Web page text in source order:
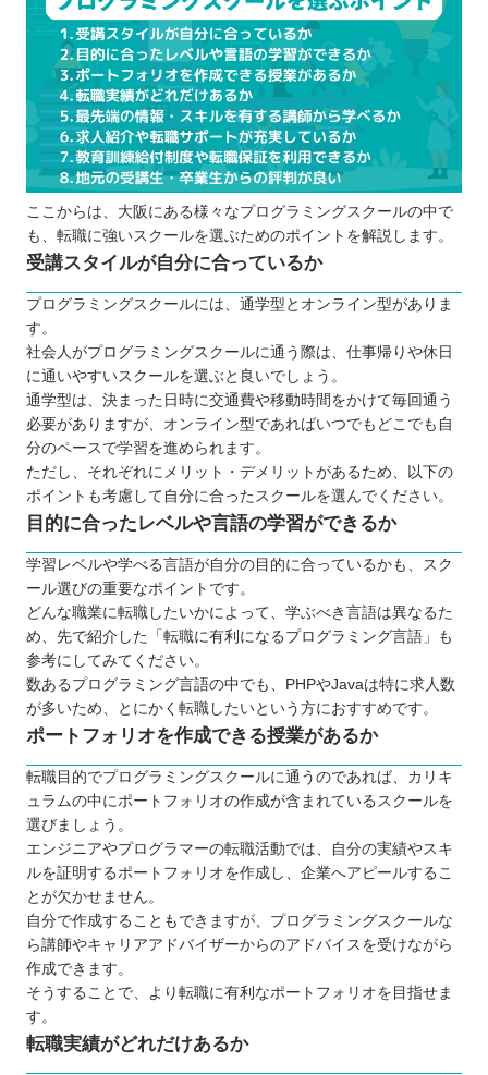
ここからは、大阪にある様々なプログラミングスクールの中で
も、転職に強いスクールを選ぶためのポイントを解説します。
受講スタイルが自分に合っているか
プログラミングスクールには、通学型とオンライン型がありま
す。
社会人がプログラミングスクールに通う際は、仕事帰りや休日
に通いやすいスクールを選ぶと良いでしょう。
通学型は、決まった日時に交通費や移動時間をかけて毎回通う
必要がありますが、オンライン型であればいつでもどこでも自
分のペースで学習を進められます。
ただし、それぞれにメリット・デメリットがあるため、以下の
ポイントも考慮して自分に合ったスクールを選んでください。
目的に合ったレベルや言語の学習ができるか
学習レベルや学べる言語が自分の目的に合っているかも、スク
ール選びの重要なポイントです。
どんな職業に転職したいかによって、学ぶべき言語は異なるた
め、先で紹介した「転職に有利になるプログラミング言語」も
参考にしてみてください。
数あるプログラミング言語の中でも、PHPやJavaは特に求人数
が多いため、とにかく転職したいという方におすすめです。
ポートフォリオを作成できる授業があるか
転職目的でプログラミングスクールに通うのであれば、カリキ
ュラムの中にポートフォリオの作成が含まれているスクールを
選びましょう。
エンジニアやプログラマーの転職活動では、自分の実績やスキ
ルを証明するポートフォリオを作成し、企業へアピールするこ
とが欠かせません。
自分で作成することもできますが、プログラミングスクールな
ら講師やキャリアアドバイザーからのアドバイスを受けながら
作成できます。
そうすることで、より転職に有利なポートフォリオを目指せま
す。
転職実績がどれだけあるか